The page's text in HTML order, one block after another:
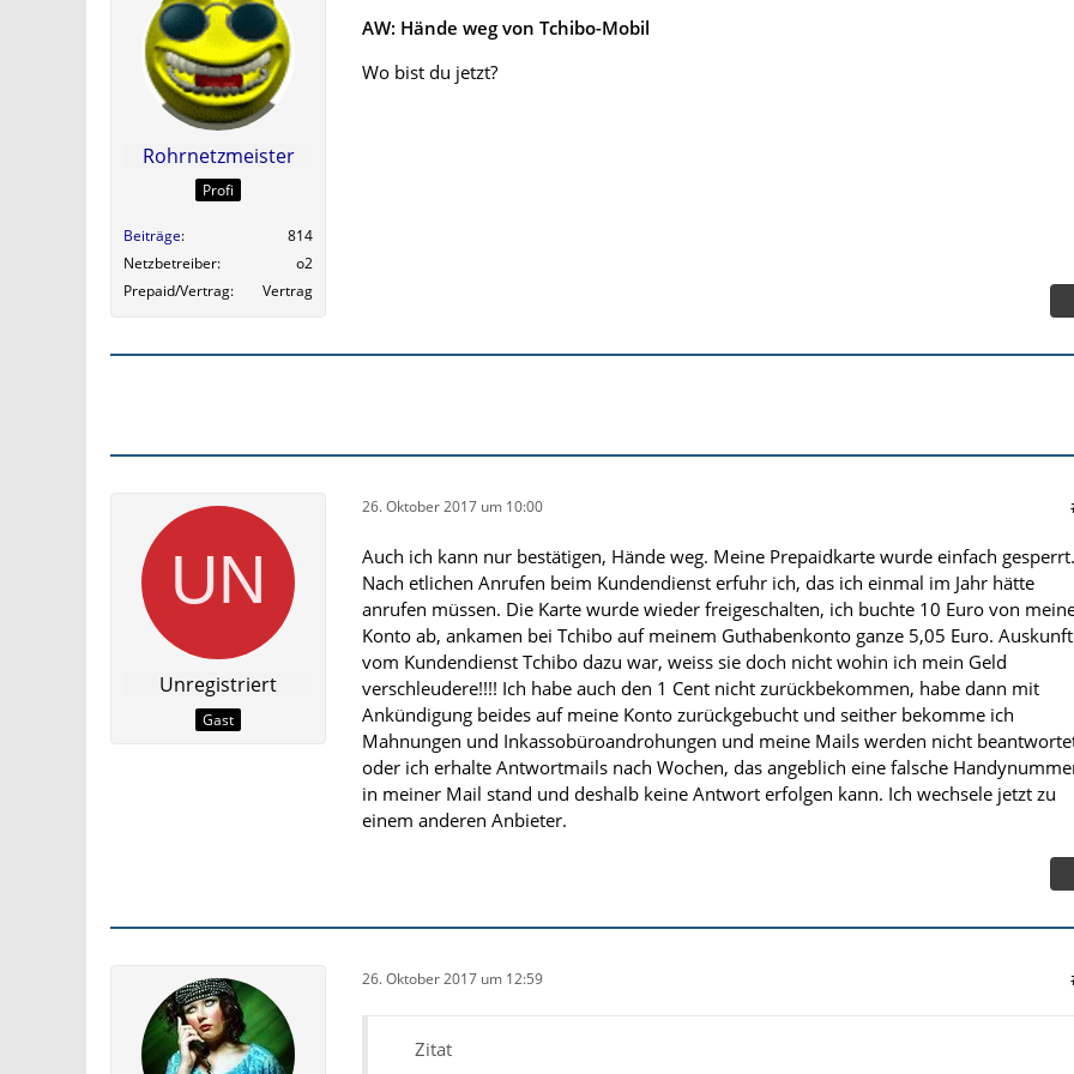
Rohrnetzmeister
Profi
Beiträge
814
Netzbetreiber
o2
Prepaid/Vertrag
Vertrag
AW: Hände weg von Tchibo-Mobil
Wo bist du jetzt?
Unregistriert
Gast
26. Oktober 2017 um 10:00
Auch ich kann nur bestätigen, Hände weg. Meine Prepaidkarte wurde einfach gesperrt.
Nach etlichen Anrufen beim Kundendienst erfuhr ich, das ich einmal im Jahr hätte
anrufen müssen. Die Karte wurde wieder freigeschalten, ich buchte 10 Euro von
Konto ab, ankamen bei Tchibo auf meinem Guthabenkonto ganze 5,05 Euro. Auskunft
vom Kundendienst Tchibo dazu war, weiss sie doch nicht wohin ich mein Geld
verschleudere!!!! Ich habe auch den 1 Cent nicht zurückbekommen, habe dann mit
Ankündigung beides auf meine Konto zurückgebucht und seither bekomme ich
Mahnungen und Inkassobüroandrohungen und meine Mails werden nicht
oder ich erhalte Antwortmails nach Wochen, das angeblich eine falsche
in meiner Mail stand und deshalb keine Antwort erfolgen kann. Ich wechsele jetzt zu
einem anderen Anbieter.
26. Oktober 2017 um 12:59
Zitat